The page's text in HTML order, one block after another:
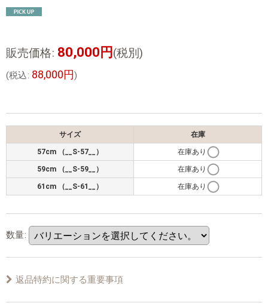
販売価格: 80,000円(税別)
(税込: 88,000円)
サイズ 在庫
57cm （__S-57__） 在庫あり
59cm （__S-59__） 在庫あり
61cm （__S-61__） 在庫あり
数量:
返品特約に関する重要事項